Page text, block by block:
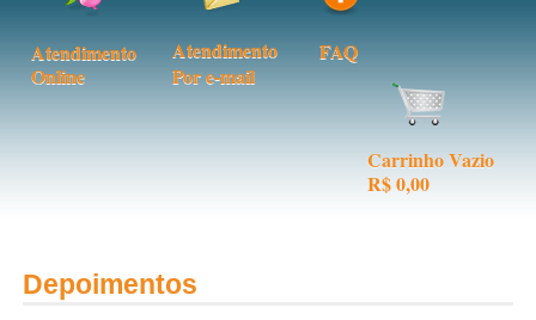
Atendimento
Online
Atendimento
Por e-mail
FAQ
Carrinho Vazio
R$ 0,00
Depoimentos